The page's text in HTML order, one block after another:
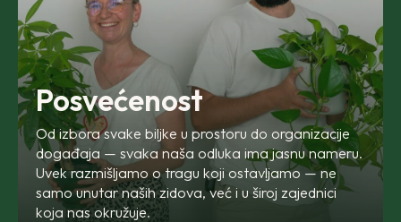
Posvećenost
Od izbora svake biljke u prostoru do organizacije
događaja — svaka naša odluka ima jasnu nameru.
Uvek razmišljamo o tragu koji ostavljamo — ne
samo unutar naših zidova, već i u široj zajednici
koja nas okružuje.